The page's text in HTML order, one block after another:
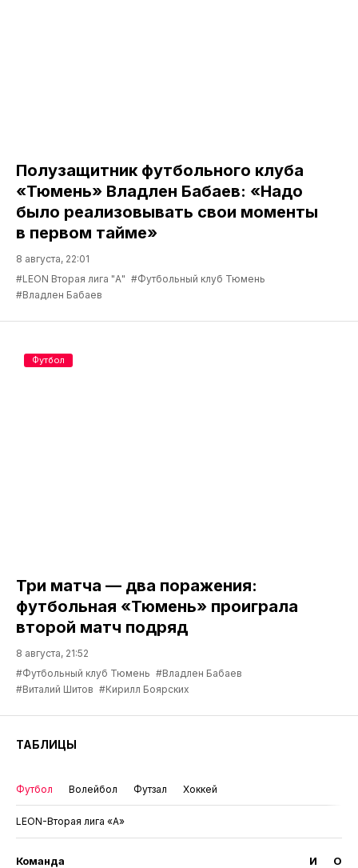
Полузащитник футбольного клуба
«Тюмень» Владлен Бабаев: «Надо
было реализовывать свои моменты
в первом тайме»
8 августа, 22:01
#LEON Вторая лига "А" #Футбольный клуб Тюмень
#Владлен Бабаев
Три матча — два поражения:
футбольная «Тюмень» проиграла
второй матч подряд
8 августа, 21:52
#Футбольный клуб Тюмень #Владлен Бабаев
#Виталий Шитов #Кирилл Боярских
Футбол
ТАБЛИЦЫ
Футбол Волейбол Футзал Хоккей
LEON-Вторая лига «А»
Команда И О